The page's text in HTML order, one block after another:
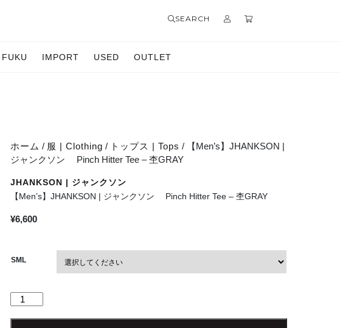
SEARCH
FUKU IMPORT USED OUTLET
ホーム / 服 | Clothing / トップス | Tops / 【Men’s】JHANKSON |
ジャンクソン Pinch Hitter Tee – 杢GRAY
JHANKSON | ジャンクソン
【Men’s】JHANKSON | ジャンクソン Pinch Hitter Tee – 杢GRAY
¥6,600
SML
【Men's】